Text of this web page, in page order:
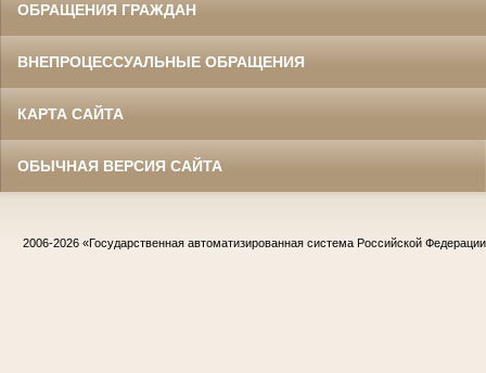
ОБРАЩЕНИЯ ГРАЖДАН
ВНЕПРОЦЕССУАЛЬНЫЕ ОБРАЩЕНИЯ
КАРТА САЙТА
ОБЫЧНАЯ ВЕРСИЯ САЙТА
2006-2026 «Государственная автоматизированная система Российской